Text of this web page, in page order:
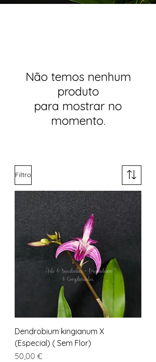
Não temos nenhum
produto
para mostrar no
momento.
Filtro
Dendrobium kingianum X
(Especial) ( Sem Flor)
Preço
50,00 €